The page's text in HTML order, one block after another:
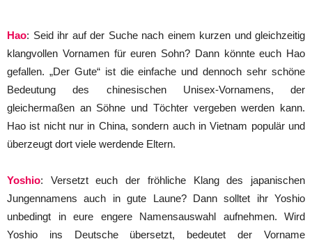
Hao: Seid ihr auf der Suche nach einem kurzen und gleichzeitig
klangvollen Vornamen für euren Sohn? Dann könnte euch Hao
gefallen. „Der Gute“ ist die einfache und dennoch sehr schöne
Bedeutung des chinesischen Unisex-Vornamens, der
gleichermaßen an Söhne und Töchter vergeben werden kann.
Hao ist nicht nur in China, sondern auch in Vietnam populär und
überzeugt dort viele werdende Eltern.
Yoshio: Versetzt euch der fröhliche Klang des japanischen
Jungennamens auch in gute Laune? Dann solltet ihr Yoshio
unbedingt in eure engere Namensauswahl aufnehmen. Wird
Yoshio ins Deutsche übersetzt, bedeutet der Vorname